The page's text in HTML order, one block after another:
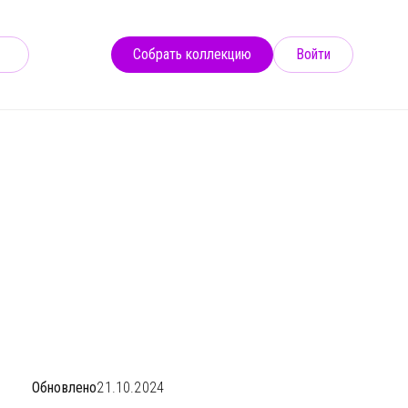
Собрать коллекцию Войти
Обновлено21.10.2024